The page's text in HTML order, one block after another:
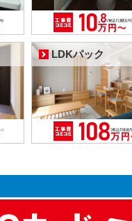
LDKパック